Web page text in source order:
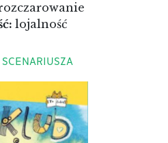
ozczarowanie
lojalność